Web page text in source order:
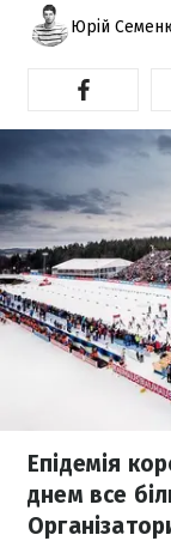
Юрій
Епідемія
днем все